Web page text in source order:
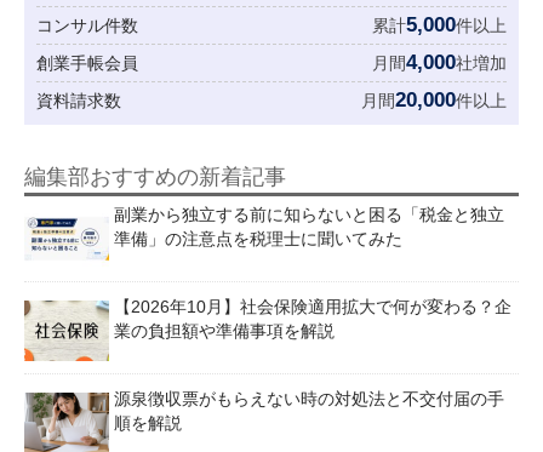
コンサル件数
累計5,000件以上
創業手帳会員
月間4,000社増加
資料請求数
月間20,000件以上
編集部おすすめの新着記事
副業から独立する前に知らないと困る「税金と独立
準備」の注意点を税理士に聞いてみた
【2026年10月】社会保険適用拡大で何が変わる？企
業の負担額や準備事項を解説
源泉徴収票がもらえない時の対処法と不交付届の手
順を解説